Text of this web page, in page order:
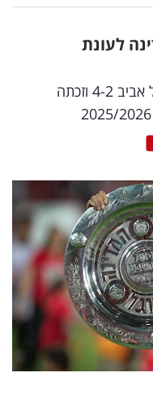
לעונת
הפועל באר שבע גברה על מכבי תל אביב 4-2 וזכתה